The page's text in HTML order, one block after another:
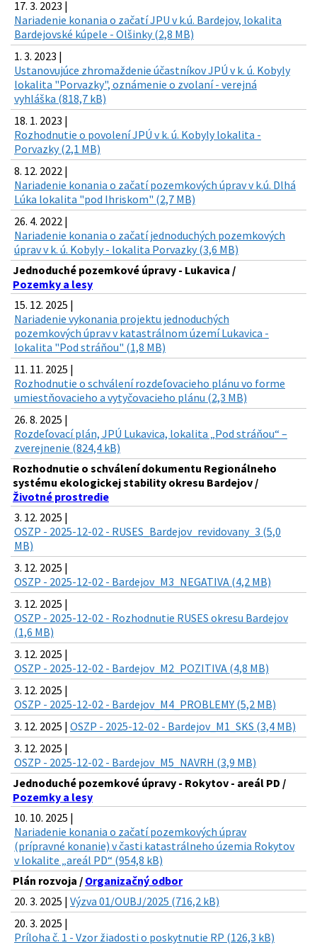
17. 3. 2023 |
Nariadenie konania o začatí JPU v k.ú. Bardejov, lokalita
Bardejovské kúpele - Olšinky (2,8 MB)
1. 3. 2023 |
Ustanovujúce zhromaždenie účastníkov JPÚ v k. ú. Kobyly
lokalita "Porvazky", oznámenie o zvolaní - verejná
vyhláška (818,7 kB)
18. 1. 2023 |
Rozhodnutie o povolení JPÚ v k. ú. Kobyly lokalita -
Porvazky (2,1 MB)
8. 12. 2022 |
Nariadenie konania o začatí pozemkových úprav v k.ú. Dlhá
Lúka lokalita "pod Ihriskom" (2,7 MB)
26. 4. 2022 |
Nariadenie konania o začatí jednoduchých pozemkových
úprav v k. ú. Kobyly - lokalita Porvazky (3,6 MB)
Jednoduché pozemkové úpravy - Lukavica /
Pozemky a lesy
15. 12. 2025 |
Nariadenie vykonania projektu jednoduchých
pozemkových úprav v katastrálnom území Lukavica -
lokalita "Pod stráňou" (1,8 MB)
11. 11. 2025 |
Rozhodnutie o schválení rozdeľovacieho plánu vo forme
umiestňovacieho a vytyčovacieho plánu (2,3 MB)
26. 8. 2025 |
Rozdeľovací plán, JPÚ Lukavica, lokalita „Pod stráňou“ –
zverejnenie (824,4 kB)
Rozhodnutie o schválení dokumentu Regionálneho
systému ekologickej stability okresu Bardejov /
Životné prostredie
3. 12. 2025 |
OSZP - 2025-12-02 - RUSES_Bardejov_revidovany_3 (5,0
MB)
3. 12. 2025 |
OSZP - 2025-12-02 - Bardejov_M3_NEGATIVA (4,2 MB)
3. 12. 2025 |
OSZP - 2025-12-02 - Rozhodnutie RUSES okresu Bardejov
(1,6 MB)
3. 12. 2025 |
OSZP - 2025-12-02 - Bardejov_M2_POZITIVA (4,8 MB)
3. 12. 2025 |
OSZP - 2025-12-02 - Bardejov_M4_PROBLEMY (5,2 MB)
3. 12. 2025 | OSZP - 2025-12-02 - Bardejov_M1_SKS (3,4 MB)
3. 12. 2025 |
OSZP - 2025-12-02 - Bardejov_M5_NAVRH (3,9 MB)
Jednoduché pozemkové úpravy - Rokytov - areál PD /
Pozemky a lesy
10. 10. 2025 |
Nariadenie konania o začatí pozemkových úprav
(prípravné konanie) v časti katastrálneho územia Rokytov
v lokalite „areál PD“ (954,8 kB)
Plán rozvoja / Organizačný odbor
20. 3. 2025 | Výzva 01/OUBJ/2025 (716,2 kB)
20. 3. 2025 |
Príloha č. 1 - Vzor žiadosti o poskytnutie RP (126,3 kB)